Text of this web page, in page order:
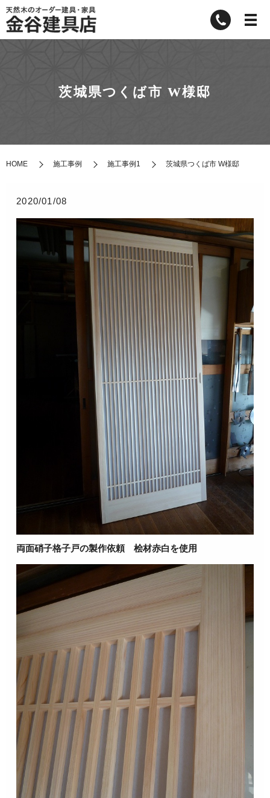
茨城県つくば市 W様邸
HOME 施工事例 施工事例1 茨城県つくば市 W様邸
2020/01/08
両面硝子格子戸の製作依頼 桧材赤白を使用